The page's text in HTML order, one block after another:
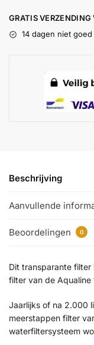
GRATIS
14 dagen niet
Beschrijving
Aanvullende
Beoordelingen 0
Dit transparante
filter van de Aqualine
Jaarlijks of na 2.000
meerstappen filter
waterfiltersysteem